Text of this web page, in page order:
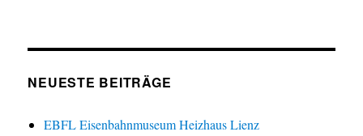
NEUESTE BEITRÄGE
EBFL Eisenbahnmuseum Heizhaus Lienz